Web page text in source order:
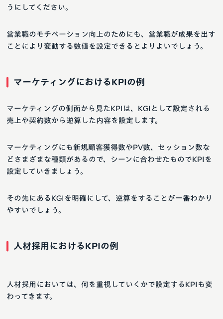
うにしてください。
営業職のモチベーション向上のためにも、営業職が成果を出す
ことにより変動する数値を設定できるとよりよいでしょう。
マーケティングにおけるKPIの例
マーケティングの側面から見たKPIは、KGIとして設定される
売上や契約数から逆算した内容を設定します。
マーケティングにも新規顧客獲得数やPV数、セッション数な
どさまざまな種類があるので、シーンに合わせたものでKPIを
設定していきましょう。
その先にあるKGIを明確にして、逆算をすることが一番わかり
やすいでしょう。
人材採用におけるKPIの例
人材採用においては、何を重視していくかで設定するKPIも変
わってきます。